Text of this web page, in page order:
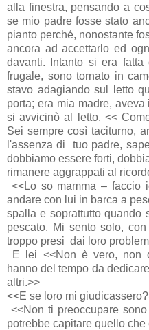
alla finestra, pensando a
se mio padre fosse stato
pianto perché, nonostante
ancora ad accettarlo ed
davanti. Intanto si era
frugale, sono tornato in
stavo adagiando sul letto
porta; era mia madre,
si avvicinò al letto. <<
Sei sempre così taciturno,
l'assenza di
tuo padre,
dobbiamo essere forti,
rimanere aggrappati al
<<Lo so mamma – faccio
andare con lui in barca a
spalla e soprattutto quando
pescato. Mi sento solo,
troppo presi dai loro
E lei <<Non è vero, non
hanno del tempo da
altri.>>
<<E se loro mi
<<Non ti preoccupare
potrebbe capitare quello che